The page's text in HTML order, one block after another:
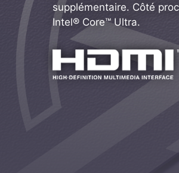
supplémentaire. Côté
Intel® Core™ Ultra.